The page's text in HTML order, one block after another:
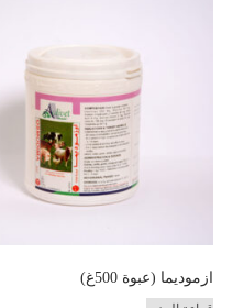
ازموديما (عبوة 500غ)